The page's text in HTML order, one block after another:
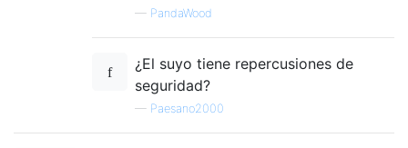
— PandaWood
¿El suyo tiene repercusiones de
seguridad?
— Paesano2000